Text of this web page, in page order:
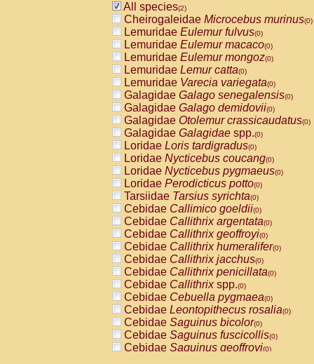
All species(2)
Cheirogaleidae Microcebus murinus(0)
Lemuridae Eulemur fulvus(0)
Lemuridae Eulemur macaco(0)
Lemuridae Eulemur mongoz(0)
Lemuridae Lemur catta(0)
Lemuridae Varecia variegata(0)
Galagidae Galago senegalensis(0)
Galagidae Galago demidovii(0)
Galagidae Otolemur crassicaudatus(0)
Galagidae Galagidae spp.(0)
Loridae Loris tardigradus(0)
Loridae Nycticebus coucang(0)
Loridae Nycticebus pygmaeus(0)
Loridae Perodicticus potto(0)
Tarsiidae Tarsius syrichta(0)
Cebidae Callimico goeldii(0)
Cebidae Callithrix argentata(0)
Cebidae Callithrix geoffroyi(0)
Cebidae Callithrix humeralifer(0)
Cebidae Callithrix jacchus(0)
Cebidae Callithrix penicillata(0)
Cebidae Callithrixspp.(0)
Cebidae Cebuella pygmaea(0)
Cebidae Leontopithecus rosalia(0)
Cebidae Saguinus bicolor(0)
Cebidae Saguinus fuscicollis(0)
Cebidae Saguinus geoffroyi(0)